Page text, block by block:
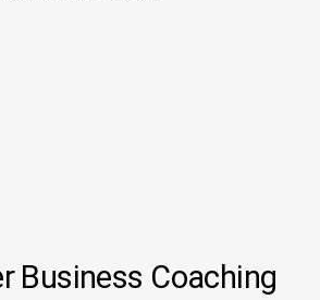
Business Coaching